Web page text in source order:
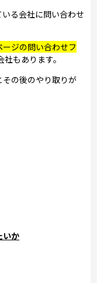
る会社に問い合わせ
ージの問い合わせフ
もあります。
の後のやり取りが
いか